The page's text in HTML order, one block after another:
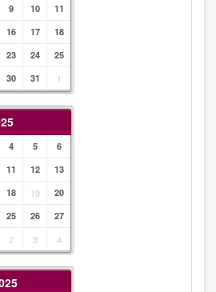
9 10
11
16 17
18
23 24
25
30 31 1
4 5
6
11 12
13
18 19
20
25 26
27
2 3 4